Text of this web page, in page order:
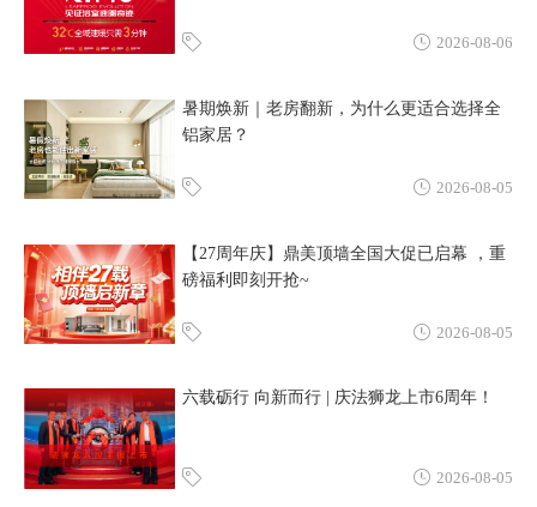
2026-08-06
暑期焕新｜老房翻新，为什么更适合选择全
铝家居？
2026-08-05
【27周年庆】鼎美顶墙全国大促已启幕 ，重
磅福利即刻开抢~
2026-08-05
六载砺行 向新而行 | 庆法狮龙上市6周年！
2026-08-05